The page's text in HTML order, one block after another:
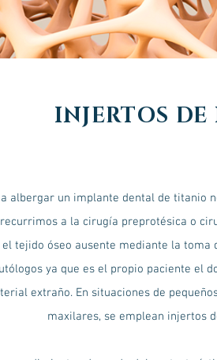
INJERTOS DE
a albergar un implante dental de titanio
a la cirugía preprotésica o
tejido óseo ausente mediante la
ya que es el propio paciente el
extraño. En situaciones de
maxilares, se emplean injertos